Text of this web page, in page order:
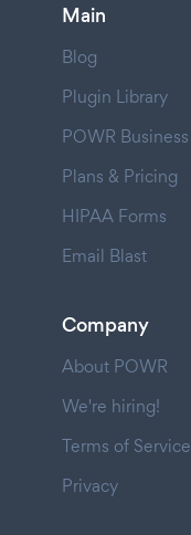
Main
Blog
Plugin Library
POWR Business
Plans & Pricing
HIPAA Forms
Email Blast
Company
About POWR
We're hiring!
Terms of Service
Privacy